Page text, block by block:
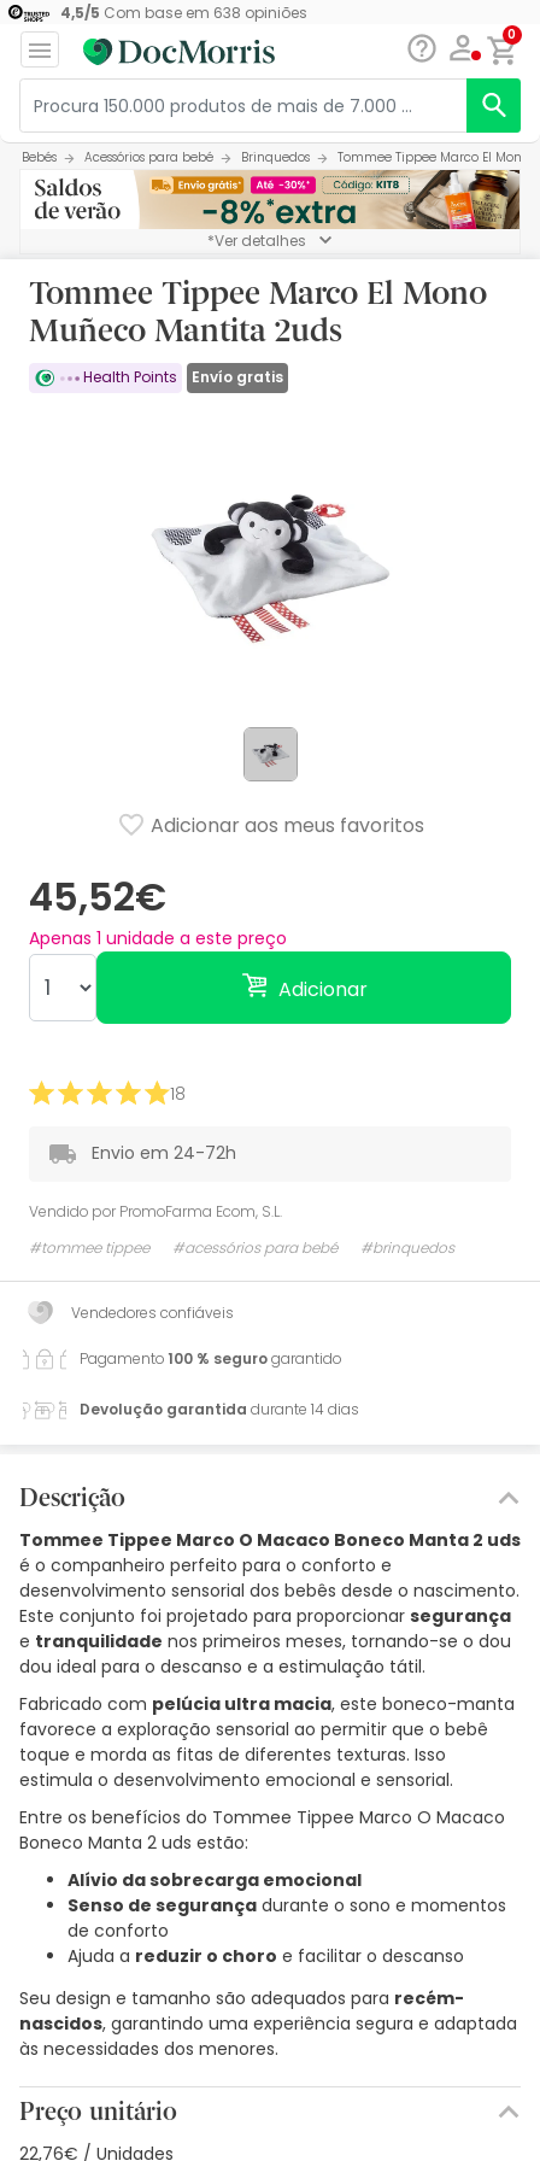
4,5/5 Com base em 638 opiniões
0
Bebés Acessórios para bebé Brinquedos Tommee Tippee Marco El Mono
*Ver detalhes
Tommee Tippee Marco El Mono
Muñeco Mantita 2uds
Health Points Envío gratis
45,52€
Apenas 1 unidade a este preço
Adicionar
Adicionar aos meus favoritos
18
Envio em 24-72h
Vendido por PromoFarma Ecom, S.L.
#tommee tippee
#acessórios para bebé #brinquedos
Vendedores confiáveis
Pagamento100 % segurogarantido
Devolução garantida durante 14 dias
Descrição
Tommee Tippee Marco O Macaco Boneco Manta 2 uds
é o companheiro perfeito para o conforto e
desenvolvimento sensorial dos bebês desde o nascimento.
Este conjunto foi projetado para proporcionar segurança
e tranquilidade nos primeiros meses, tornando-se o dou
dou ideal para o descanso e a estimulação tátil.
Fabricado com pelúcia ultra macia, este boneco-manta
favorece a exploração sensorial ao permitir que o bebê
toque e morda as fitas de diferentes texturas. Isso
estimula o desenvolvimento emocional e sensorial.
Entre os benefícios do Tommee Tippee Marco O Macaco
Boneco Manta 2 uds estão:
Alívio da sobrecarga emocional
Senso de segurança durante o sono e momentos
de conforto
Ajuda a reduzir o choro e facilitar o descanso
Seu design e tamanho são adequados para recém-
nascidos, garantindo uma experiência segura e adaptada
às necessidades dos menores.
Preço unitário
22,76€ / Unidades